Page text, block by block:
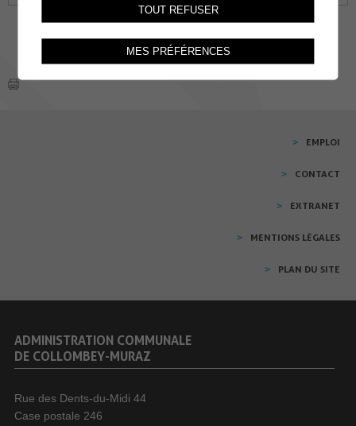
EMPLOI
CONTACT
EXTRANET
MENTIONS LÉGALES
PLAN DU SITE
ADMINISTRATION COMMUNALE
DE COLLOMBEY-MURAZ
Rue des Dents-du-Midi 44
Case postale 246
TOUT REFUSER
MES PRÉFÉRENCES